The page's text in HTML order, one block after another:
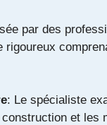
par des
rigoureux
: Le spécialiste
construction et les